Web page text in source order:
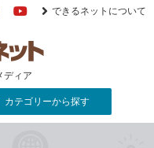
ディア
FacebookYouTube
できるネットについて
カテゴリーから探す